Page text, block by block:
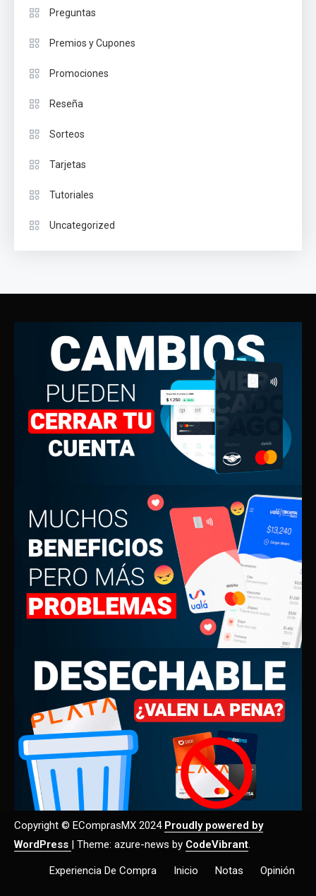
Preguntas
Premios y Cupones
Promociones
Reseña
Sorteos
Tarjetas
Tutoriales
Uncategorized
Copyright © EComprasMX 2024 Proudly powered by
WordPress | Theme: azure-news by CodeVibrant.
Experiencia De Compra Inicio Notas Opinión